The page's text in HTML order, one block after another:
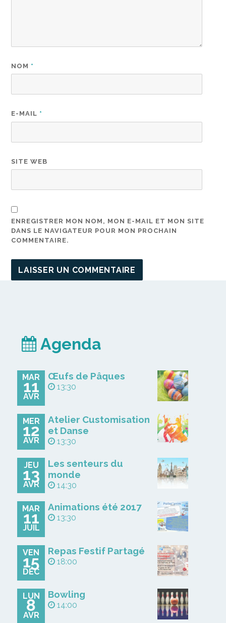
NOM *
E-MAIL *
SITE WEB
ENREGISTRER MON NOM, MON E-MAIL ET MON SITE
DANS LE NAVIGATEUR POUR MON PROCHAIN
COMMENTAIRE.
Agenda
MAR
11
AVR
Œufs de Pâques
13:30
MER
12
AVR
Atelier Customisation
et Danse
13:30
JEU
13
AVR
Les senteurs du
monde
14:30
MAR
11
JUIL
Animations été 2017
13:30
VEN
15
DÉC
Repas Festif Partagé
18:00
LUN
8
AVR
Bowling
14:00